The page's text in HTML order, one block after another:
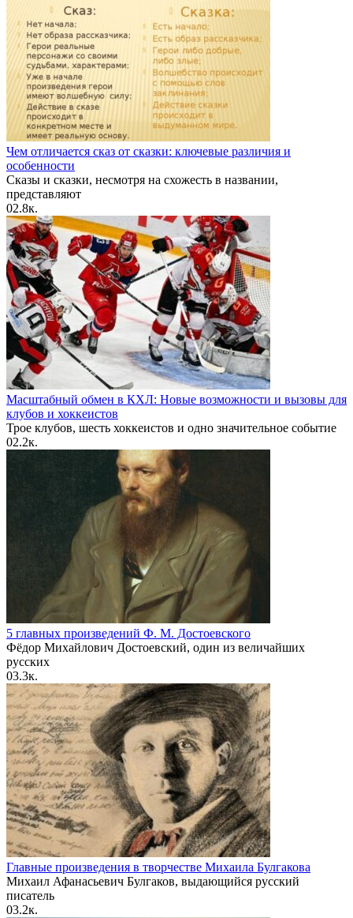
Чем отличается сказ от сказки: ключевые различия и
особенности
Сказы и сказки, несмотря на схожесть в названии,
представляют
02.8к.
Масштабный обмен в КХЛ: Новые возможности и вызовы для
клубов и хоккеистов
Трое клубов, шесть хоккеистов и одно значительное событие
02.2к.
5 главных произведений Ф. М. Достоевского
Фёдор Михайлович Достоевский, один из величайших
русских
03.3к.
Главные произведения в творчестве Михаила Булгакова
Михаил Афанасьевич Булгаков, выдающийся русский
писатель
03.2к.